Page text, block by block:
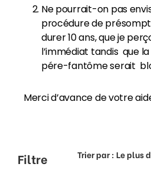
Ne pourrait-on pas
procédure de
durer 10 ans, que je
l’immédiat tandis que
pére-fantôme serait
Merci d’avance de votre
Filtre Trier par :Le plus